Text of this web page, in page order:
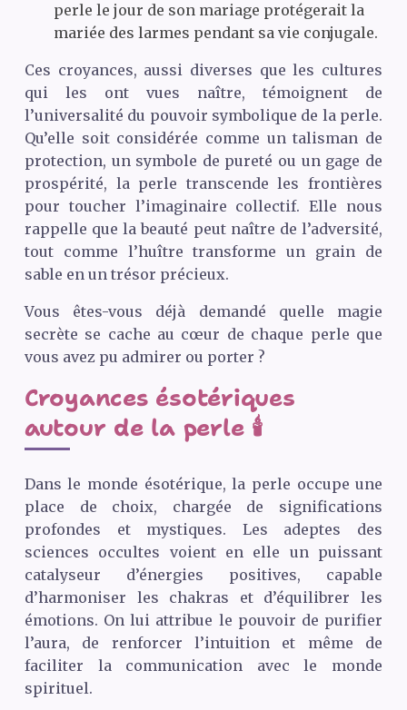
perle le jour de son mariage protégerait la
mariée des larmes pendant sa vie conjugale.
Ces croyances, aussi diverses que les cultures
qui les ont vues naître, témoignent de
l’universalité du pouvoir symbolique de la perle.
Qu’elle soit considérée comme un talisman de
protection, un symbole de pureté ou un gage de
prospérité, la perle transcende les frontières
pour toucher l’imaginaire collectif. Elle nous
rappelle que la beauté peut naître de l’adversité,
tout comme l’huître transforme un grain de
sable en un trésor précieux.
Vous êtes-vous déjà demandé quelle magie
secrète se cache au cœur de chaque perle que
vous avez pu admirer ou porter ?
Croyances ésotériques
autour de la perle 🕯️
Dans le monde ésotérique, la perle occupe une
place de choix, chargée de significations
profondes et mystiques. Les adeptes des
sciences occultes voient en elle un puissant
catalyseur d’énergies positives, capable
d’harmoniser les chakras et d’équilibrer les
émotions. On lui attribue le pouvoir de purifier
l’aura, de renforcer l’intuition et même de
faciliter la communication avec le monde
spirituel.